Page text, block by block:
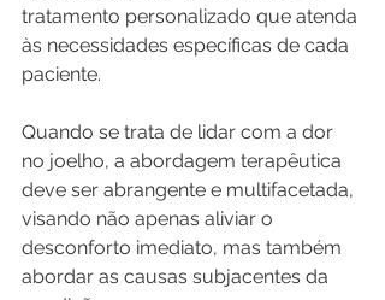
tratamento personalizado que atenda
às necessidades específicas de cada
paciente.
Quando se trata de lidar com a dor
no joelho, a abordagem terapêutica
deve ser abrangente e multifacetada,
visando não apenas aliviar o
desconforto imediato, mas também
abordar as causas subjacentes da